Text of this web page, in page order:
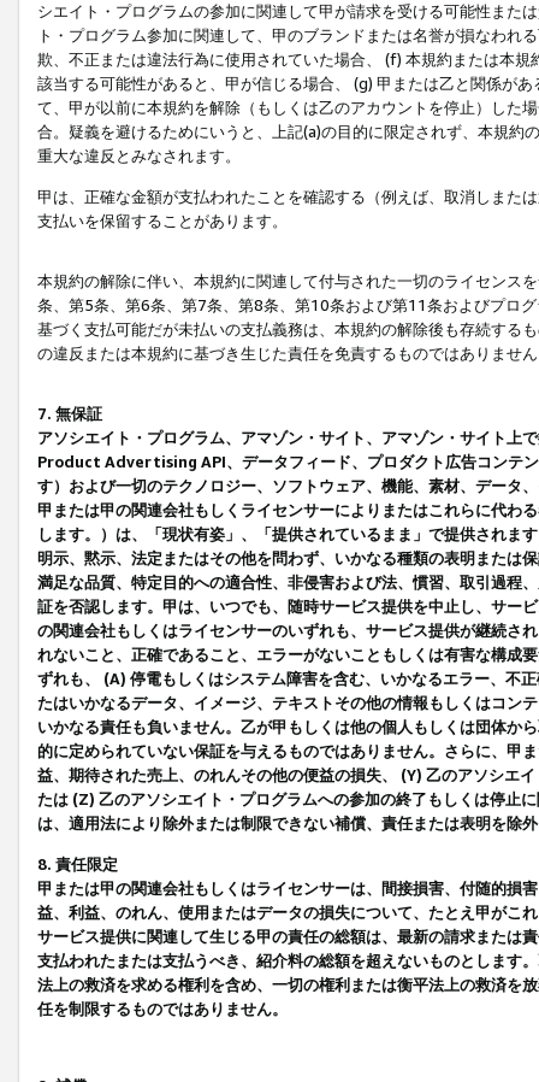
シエイト・プログラムの参加に関連して甲が請求を受ける可能性また
ト・プログラム参加に関連して、甲のブランドまたは名誉が損なわれ
欺、不正または違法行為に使用されていた場合、 (f) 本規約または本
該当する可能性があると、甲が信じる場合、 (g) 甲または乙と関係が
て、甲が以前に本規約を解除（もしくは乙のアカウントを停止）した
合。疑義を避けるためにいうと、上記(a)の目的に限定されず、本規
重大な違反とみなされます。
甲は、正確な金額が支払われたことを確認する（例えば、取消しまた
支払いを保留することがあります。
本規約の解除に伴い、本規約に関連して付与された一切のライセンス
条、第5条、第6条、第7条、第8条、第10条および第11条およびプロ
基づく支払可能だが未払いの支払義務は、本規約の解除後も存続する
の違反または本規約に基づき生じた責任を免責するものではありませ
7. 無保証
アソシエイト・プログラム、アマゾン・サイト、アマゾン・サイト上
Product Advertising API、データフィード、プロダクト広告コンテ
す）および一切のテクノロジー、ソフトウェア、機能、素材、データ
甲または甲の関連会社もしくライセンサーによりまたはこれらに代わ
します。）は、「現状有姿」、「提供されているまま」で提供されま
明示、黙示、法定またはその他を問わず、いかなる種類の表明または
満足な品質、特定目的への適合性、非侵害および法、慣習、取引過程
証を否認します。甲は、いつでも、随時サービス提供を中止し、サー
の関連会社もしくはライセンサーのいずれも、サービス提供が継続さ
れないこと、正確であること、エラーがないこともしくは有害な構成
ずれも、 (A) 停電もしくはシステム障害を含む、いかなるエラー、不
たはいかなるデータ、イメージ、テキストその他の情報もしくはコン
いかなる責任も負いません。乙が甲もしくは他の個人もしくは団体か
的に定められていない保証を与えるものではありません。さらに、甲
益、期待された売上、のれんその他の便益の損失、 (Y) 乙のアソシエ
たは (Z) 乙のアソシエイト・プログラムへの参加の終了もしくは停止
は、適用法により除外または制限できない補償、責任または表明を除
8. 責任限定
甲または甲の関連会社もしくはライセンサーは、間接損害、付随的損
益、利益、のれん、使用またはデータの損失について、たとえ甲がこ
サービス提供に関連して生じる甲の責任の総額は、最新の請求または
支払われたまたは支払うべき、紹介料の総額を超えないものとします
法上の救済を求める権利を含め、一切の権利または衡平法上の救済を
任を制限するものではありません。